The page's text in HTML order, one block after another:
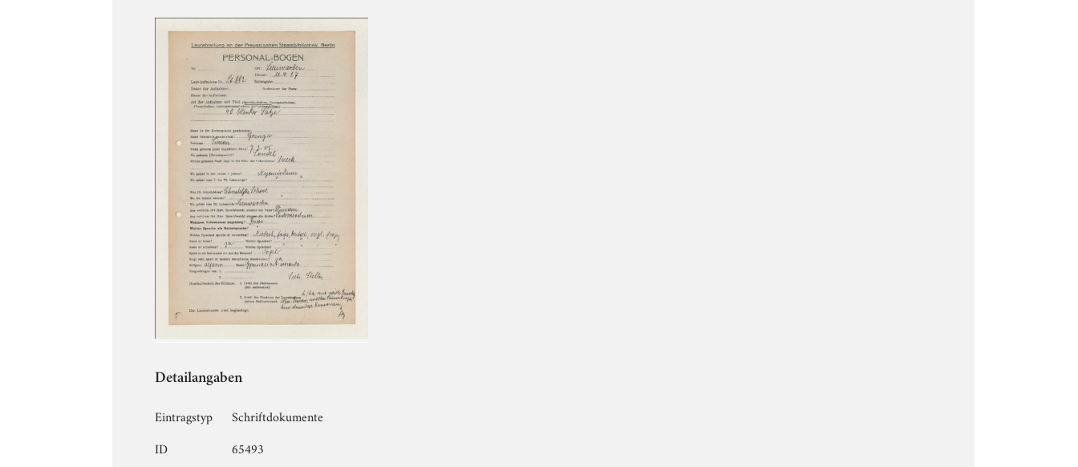
Detailangaben
Eintragstyp
Schriftdokumente
ID
65493